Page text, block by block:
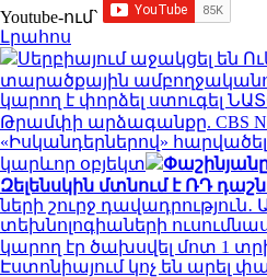
Youtube-ում`
Լրահոս
Սերբիայում աջակցել են
տարածքային
կարող է փորձել ստուգել
Թրամփի արձագանքը. CBS
«Իսկանդերներով» հարվածել
կարևոր օբյեկտ
Զելենսկին մտնում է ՌԴ
ների շուրջ դավադրություն․
տեխնոլոգիաների
կարող էր ծախսվել մոտ 1
Էստոնիայում կոչ են արել